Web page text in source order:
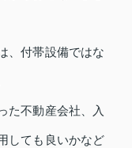
、付帯設備ではな
た不動産会社、入
しても良いかなど